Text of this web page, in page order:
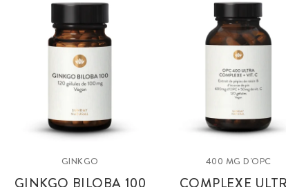
GINKGO
GINKGO BILOBA 100
400 MG D'OPC
COMPLEXE